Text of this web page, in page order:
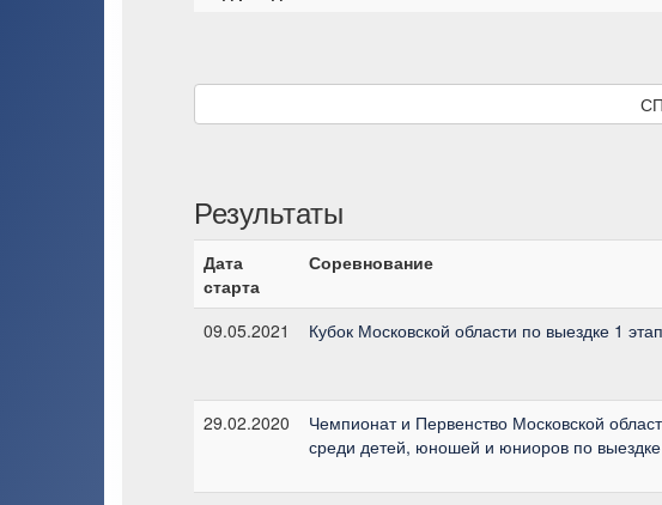
Результаты
Дата
старта
Соревнование
09.05.2021 Кубок Московской области по выездке 1 этап
29.02.2020
Чемпионат и Первенство Московской
среди детей, юношей и юниоров по выездке